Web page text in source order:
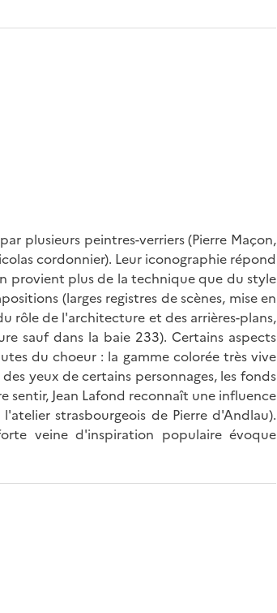
plusieurs peintres-verriers (Pierre Maçon,
cordonnier). Leur iconographie répond
provient plus de la technique que du style
(larges registres de scènes, mise en
rôle de l'architecture et des arrières-plans,
sauf dans la baie 233). Certains aspects
du choeur : la gamme colorée très vive
yeux de certains personnages, les fonds
sentir, Jean Lafond reconnaît une influence
strasbourgeois de Pierre d'Andlau).
veine d'inspiration populaire évoque